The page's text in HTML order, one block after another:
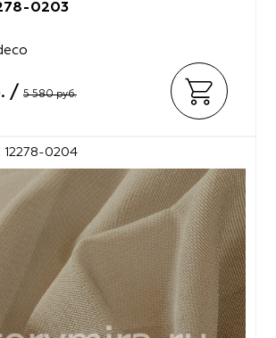
0203
/ 5 580 руб.
12278-0204